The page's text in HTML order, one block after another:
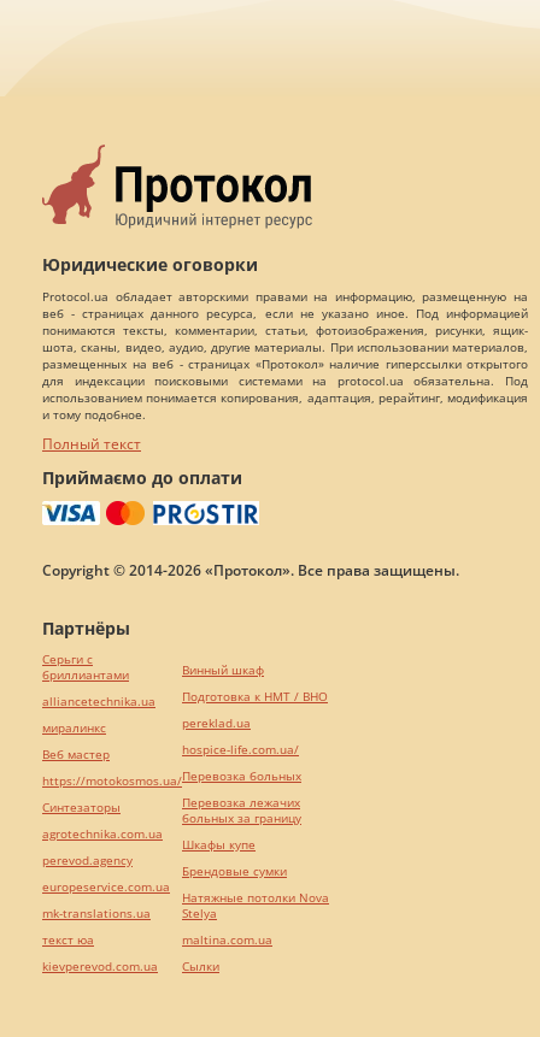
Юридические оговорки
Protocol.ua обладает авторскими правами на информацию, размещенную на
веб - страницах данного ресурса, если не указано иное. Под информацией
понимаются тексты, комментарии, статьи, фотоизображения, рисунки, ящик-
шота, сканы, видео, аудио, другие материалы. При использовании материалов,
размещенных на веб - страницах «Протокол» наличие гиперссылки открытого
для индексации поисковыми системами на protocol.ua обязательна. Под
использованием понимается копирования, адаптация, рерайтинг, модификация
и тому подобное.
Полный текст
Приймаємо до оплати
Copyright © 2014-2026 «Протокол». Все права защищены.
Партнёры
Серьги с
бриллиантами
alliancetechnika.ua
миралинкс
Веб мастер
https://motokosmos.ua/
Синтезаторы
agrotechnika.com.ua
perevod.agency
europeservice.com.ua
mk-translations.ua
текст юа
kievperevod.com.ua
Винный шкаф
Подготовка к НМТ / ВНО
pereklad.ua
hospice-life.com.ua/
Перевозка больных
Перевозка лежачих
больных за границу
Шкафы купе
Брендовые сумки
Натяжные потолки Nova
Stelya
maltina.com.ua
Cылки